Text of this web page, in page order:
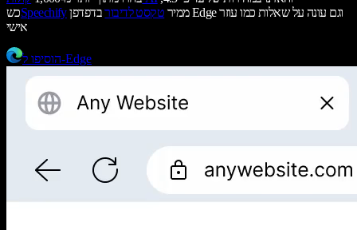
כשSpeechify ממיר טקסט לדיבורבדפדפן Edge וגם עונה על שאלות כמו עוזר
אישי
הוסיפו ל-Edge